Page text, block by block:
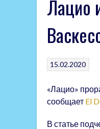
Лацио
15.02.2020
«Лацио»
сообщает El
В статье